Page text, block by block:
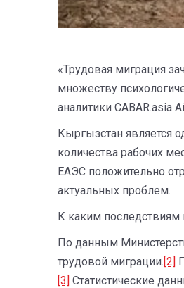
«Трудовая миграция
множеству
аналитики CABAR.asia
Кыргызстан является
количества рабочих
ЕАЭС положительно
актуальных проблем.
К каким последствиям
По данным
трудовой миграции.[2]
[3] Статистические